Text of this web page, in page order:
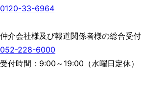
0120-33-6964
仲介会社様及び報道関係者様の総合受付
052-228-6000
受付時間：9:00～19:00（水曜日定休）